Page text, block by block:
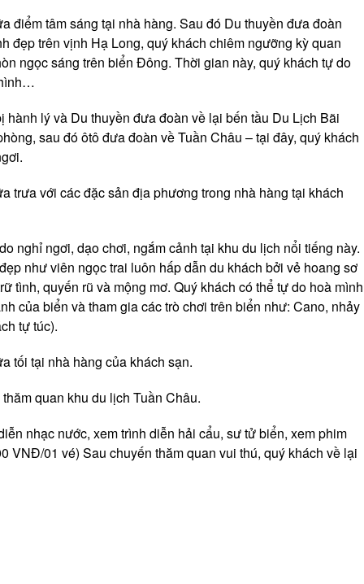
điểm tâm sáng tại nhà hàng. Sau đó Du thuyền đưa đoàn
đẹp trên vịnh Hạ Long, quý khách chiêm ngưỡng kỳ quan
ngọc sáng trên biển Đông. Thời gian này, quý khách tự do
hành lý và Du thuyền đưa đoàn về lại bến tầu Du Lịch Bãi
sau đó ôtô đưa đoàn về Tuần Châu – tại đây, quý khách
trưa với các đặc sản địa phương trong nhà hàng tại khách
nghỉ ngơi, dạo chơi, ngắm cảnh tại khu du lịch nổi tiếng này.
như viên ngọc trai luôn hấp dẫn du khách bởi vẻ hoang sơ
tình, quyến rũ và mộng mơ. Quý khách có thể tự do hoà mình
của biển và tham gia các trò chơi trên biển như: Cano, nhảy
tự túc).
tối tại nhà hàng của khách sạn.
quan khu du lịch Tuần Châu.
nhạc nước, xem trình diễn hải cẩu, sư tử biển, xem phim
VNĐ/01 vé) Sau chuyến thăm quan vui thú, quý khách về lại